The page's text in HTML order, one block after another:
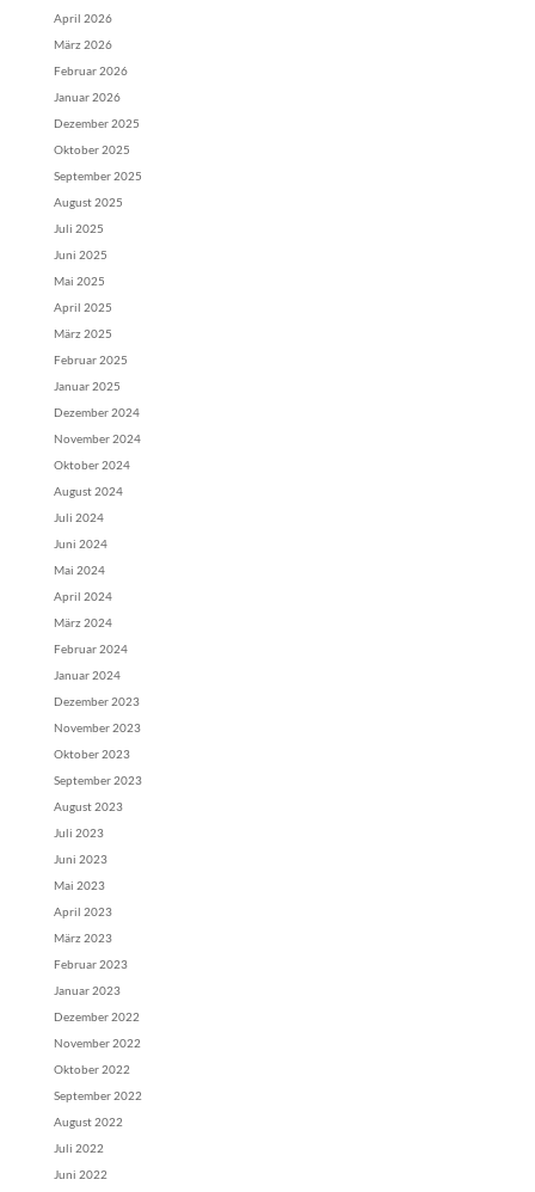
April 2026
März 2026
Februar 2026
Januar 2026
Dezember 2025
Oktober 2025
September 2025
August 2025
Juli 2025
Juni 2025
Mai 2025
April 2025
März 2025
Februar 2025
Januar 2025
Dezember 2024
November 2024
Oktober 2024
August 2024
Juli 2024
Juni 2024
Mai 2024
April 2024
März 2024
Februar 2024
Januar 2024
Dezember 2023
November 2023
Oktober 2023
September 2023
August 2023
Juli 2023
Juni 2023
Mai 2023
April 2023
März 2023
Februar 2023
Januar 2023
Dezember 2022
November 2022
Oktober 2022
September 2022
August 2022
Juli 2022
Juni 2022